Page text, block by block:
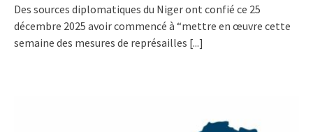
Des sources diplomatiques du Niger ont confié ce 25
décembre 2025 avoir commencé à “mettre en œuvre cette
semaine des mesures de représailles [...]